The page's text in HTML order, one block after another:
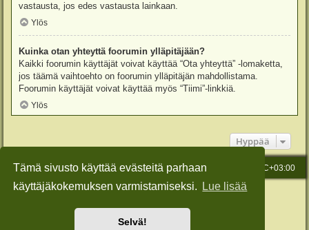
Tämä sivusto käyttää evästeitä parhaan
käyttäjäkokemuksen varmistamiseksi.
Lue lisää
Selvä!
vastausta, jos edes vastausta lainkaan.
Ylös
Kuinka otan yhteyttä foorumin ylläpitäjään?
Kaikki foorumin käyttäjät voivat käyttää “Ota yhteyttä” -lomaketta,
jos täämä vaihtoehto on foorumin ylläpitäjän mahdollistama.
Foorumin käyttäjät voivat käyttää myös “Tiimi”-linkkiä.
Ylös
Hyppää
Etusivu Kaikki ajat ovat UTC+03:00
Viesti Ylläpidolle
Keskustelufoorumin ohjelmistophpBB® Forum Software © phpBB Limited